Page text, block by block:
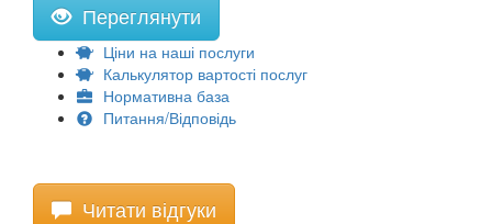
Переглянути
Ціни на наші послуги
Калькулятор вартості послуг
Нормативна база
Питання/Відповідь
Читати відгуки